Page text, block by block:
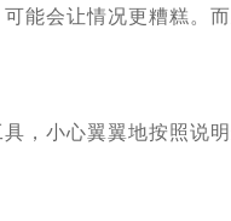
能会让情况更糟糕。
小心翼翼地按照说